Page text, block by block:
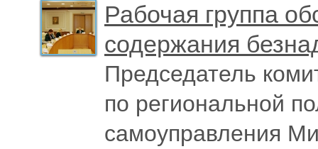
Рабочая группа
содержания
Председатель
по региональной
самоуправления